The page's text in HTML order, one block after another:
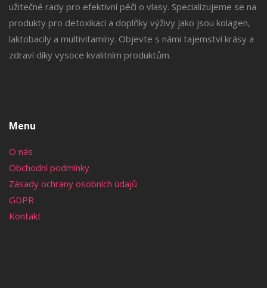
užitečné rady pro efektivní péči o vlasy. Specializujeme se na
produkty pro detoxikaci a doplňky výživy jako jsou kolagen,
laktobacily a multivitamíny. Objevte s námi tajemství krásy a
zdraví díky vysoce kvalitním produktům.
Menu
O nás
Obchodní podmínky
Zásady ochrany osobních údajů
GDPR
Kontakt